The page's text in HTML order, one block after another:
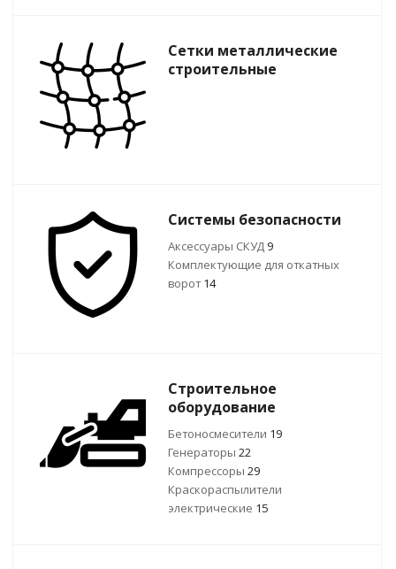
Сетки металлические
строительные
Системы безопасности
Аксессуары СКУД 9
Комплектующие для откатных
ворот14
Строительное
оборудование
Бетоносмесители 19
Генераторы 22
Компрессоры 29
Краскораспылители
электрические 15